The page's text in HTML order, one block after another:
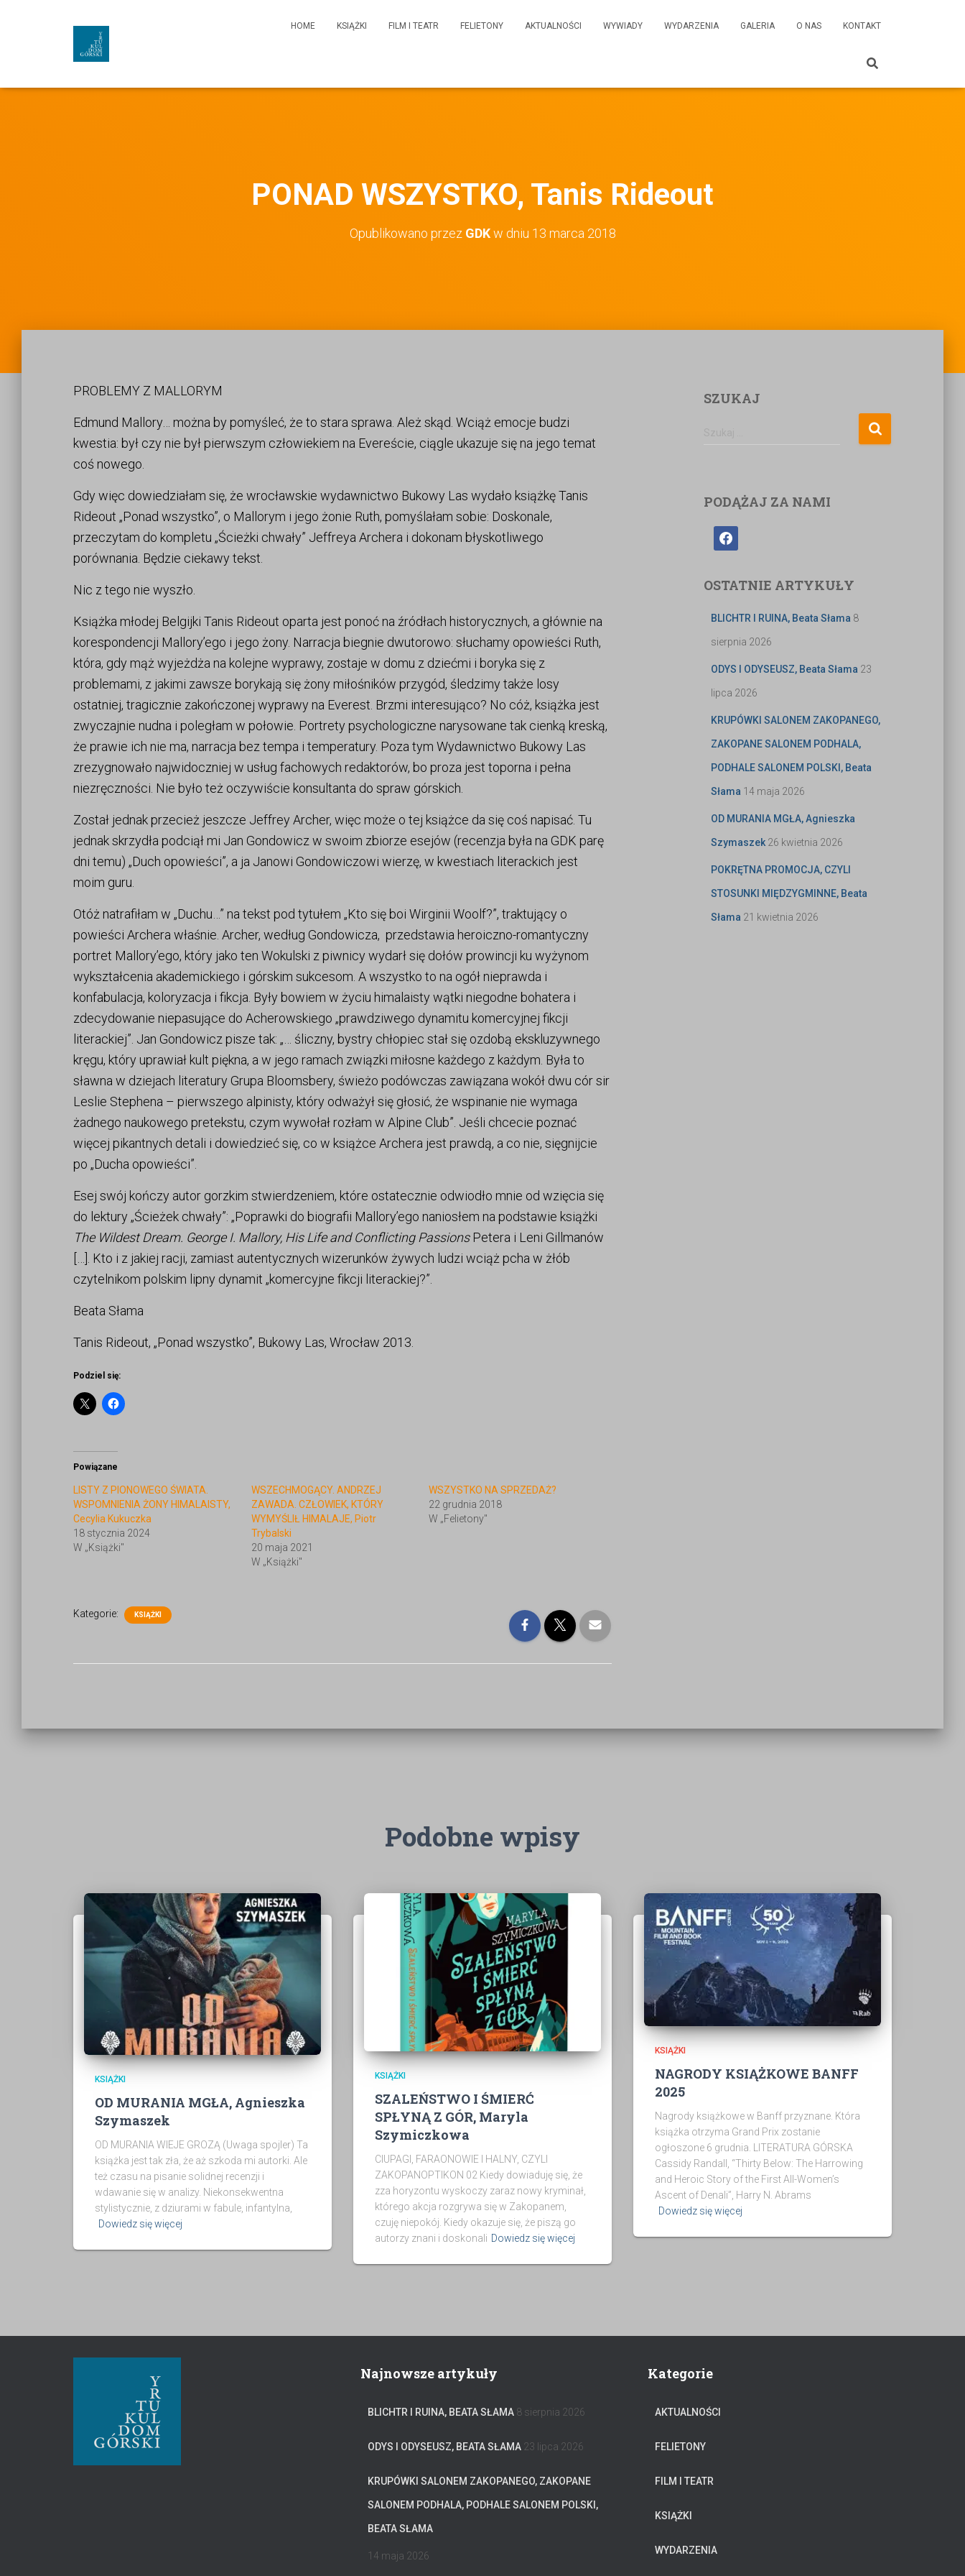
HOME KSIĄŻKI FILM I TEATR FELIETONY AKTUALNOŚCI WYWIADY WYDARZENIA GALERIA O NAS KONTAKT
PONAD WSZYSTKO, Tanis Rideout
Opublikowano przez GDKw dniu 13 marca 2018
PROBLEMY Z MALLORYM
Edmund Mallory… można by pomyśleć, że to stara sprawa. Ależ skąd. Wciąż emocje budzi
kwestia: był czy nie był pierwszym człowiekiem na Evereście, ciągle ukazuje się na jego temat
coś nowego.
Gdy więc dowiedziałam się, że wrocławskie wydawnictwo Bukowy Las wydało książkę Tanis
Rideout „Ponad wszystko”, o Mallorym i jego żonie Ruth, pomyślałam sobie: Doskonale,
przeczytam do kompletu „Ścieżki chwały” Jeffreya Archera i dokonam błyskotliwego
porównania. Będzie ciekawy tekst.
Nic z tego nie wyszło.
Książka młodej Belgijki Tanis Rideout oparta jest ponoć na źródłach historycznych, a głównie na
korespondencji Mallory’ego i jego żony. Narracja biegnie dwutorowo: słuchamy opowieści Ruth,
która, gdy mąż wyjeżdża na kolejne wyprawy, zostaje w domu z dziećmi i boryka się z
problemami, z jakimi zawsze borykają się żony miłośników przygód, śledzimy także losy
ostatniej, tragicznie zakończonej wyprawy na Everest. Brzmi interesująco? No cóż, książka jest
zwyczajnie nudna i poległam w połowie. Portrety psychologiczne narysowane tak cienką kreską,
że prawie ich nie ma, narracja bez tempa i temperatury. Poza tym Wydawnictwo Bukowy Las
zrezygnowało najwidoczniej w usług fachowych redaktorów, bo proza jest toporna i pełna
niezręczności. Nie było też oczywiście konsultanta do spraw górskich.
Został jednak przecież jeszcze Jeffrey Archer, więc może o tej książce da się coś napisać. Tu
jednak skrzydła podciął mi Jan Gondowicz w swoim zbiorze esejów (recenzja była na GDK parę
dni temu) „Duch opowieści”, a ja Janowi Gondowiczowi wierzę, w kwestiach literackich jest
moim guru.
Otóż natrafiłam w „Duchu…” na tekst pod tytułem „Kto się boi Wirginii Woolf?”, traktujący o
powieści Archera właśnie. Archer, według Gondowicza, przedstawia heroiczno-romantyczny
portret Mallory’ego, który jako ten Wokulski z piwnicy wydarł się dołów prowincji ku wyżynom
wykształcenia akademickiego i górskim sukcesom. A wszystko to na ogół nieprawda i
konfabulacja, koloryzacja i fikcja. Były bowiem w życiu himalaisty wątki niegodne bohatera i
zdecydowanie niepasujące do Acherowskiego „prawdziwego dynamitu komercyjnej fikcji
literackiej”. Jan Gondowicz pisze tak: „… śliczny, bystry chłopiec stał się ozdobą ekskluzywnego
kręgu, który uprawiał kult piękna, a w jego ramach związki miłosne każdego z każdym. Była to
sławna w dziejach literatury Grupa Bloomsbery, świeżo podówczas zawiązana wokół dwu cór sir
Leslie Stephena – pierwszego alpinisty, który odważył się głosić, że wspinanie nie wymaga
żadnego naukowego pretekstu, czym wywołał rozłam w Alpine Club”. Jeśli chcecie poznać
więcej pikantnych detali i dowiedzieć się, co w książce Archera jest prawdą, a co nie, sięgnijcie
po „Ducha opowieści”.
Esej swój kończy autor gorzkim stwierdzeniem, które ostatecznie odwiodło mnie od wzięcia się
do lektury „Ścieżek chwały”: „Poprawki do biografii Mallory’ego naniosłem na podstawie książki
The Wildest Dream. George I. Mallory, His Life and Conflicting Passions Petera i Leni Gillmanów
[…]. Kto i z jakiej racji, zamiast autentycznych wizerunków żywych ludzi wciąż pcha w żłób
czytelnikom polskim lipny dynamit „komercyjne fikcji literackiej?”.
Beata Słama
Tanis Rideout, „Ponad wszystko”, Bukowy Las, Wrocław 2013.
Podziel się:
Powiązane
LISTY Z PIONOWEGO ŚWIATA.
WSPOMNIENIA ŻONY HIMALAISTY,
Cecylia Kukuczka
18 stycznia 2024
W „Książki"
WSZECHMOGĄCY. ANDRZEJ
ZAWADA. CZŁOWIEK, KTÓRY
WYMYŚLIŁ HIMALAJE, Piotr
Trybalski
20 maja 2021
W „Książki"
WSZYSTKO NA SPRZEDAŻ?
22 grudnia 2018
W „Felietony"
Kategorie: KSIĄŻKI
SZUKAJ
PODĄŻAJ ZA NAMI
OSTATNIE ARTYKUŁY
BLICHTR I RUINA, Beata Słama 8
sierpnia 2026
ODYS I ODYSEUSZ, Beata Słama 23
lipca 2026
KRUPÓWKI SALONEM ZAKOPANEGO,
ZAKOPANE SALONEM PODHALA,
PODHALE SALONEM POLSKI, Beata
Słama 14 maja 2026
OD MURANIA MGŁA, Agnieszka
Szymaszek 26 kwietnia 2026
POKRĘTNA PROMOCJA, CZYLI
STOSUNKI MIĘDZYGMINNE, Beata
Słama 21 kwietnia 2026
Podobne wpisy
KSIĄŻKI
OD MURANIA MGŁA, Agnieszka
Szymaszek
OD MURANIA WIEJE GROZĄ (Uwaga spojler) Ta
książka jest tak zła, że aż szkoda mi autorki. Ale
też czasu na pisanie solidnej recenzji i
wdawanie się w analizy. Niekonsekwentna
stylistycznie, z dziurami w fabule, infantylna,
Dowiedz się więcej
KSIĄŻKI
SZALEŃSTWO I ŚMIERĆ
SPŁYNĄ Z GÓR, Maryla
Szymiczkowa
CIUPAGI, FARAONOWIE I HALNY, CZYLI
ZAKOPANOPTIKON 02 Kiedy dowiaduję się, że
zza horyzontu wyskoczy zaraz nowy kryminał,
którego akcja rozgrywa się w Zakopanem,
czuję niepokój. Kiedy okazuje się, że piszą go
autorzy znani i doskonali Dowiedz się więcej
KSIĄŻKI
NAGRODY KSIĄŻKOWE BANFF
2025
Nagrody książkowe w Banff przyznane. Która
książka otrzyma Grand Prix zostanie
ogłoszone 6 grudnia. LITERATURA GÓRSKA
Cassidy Randall, “Thirty Below: The Harrowing
and Heroic Story of the First All-Women’s
Ascent of Denali”, Harry N. Abrams
Dowiedz się więcej
Najnowsze artykuły
BLICHTR I RUINA, BEATA SŁAMA 8 sierpnia 2026
ODYS I ODYSEUSZ, BEATA SŁAMA 23 lipca 2026
KRUPÓWKI SALONEM ZAKOPANEGO, ZAKOPANE
SALONEM PODHALA, PODHALE SALONEM POLSKI,
BEATA SŁAMA
14 maja 2026
Kategorie
AKTUALNOŚCI
FELIETONY
FILM I TEATR
KSIĄŻKI
WYDARZENIA